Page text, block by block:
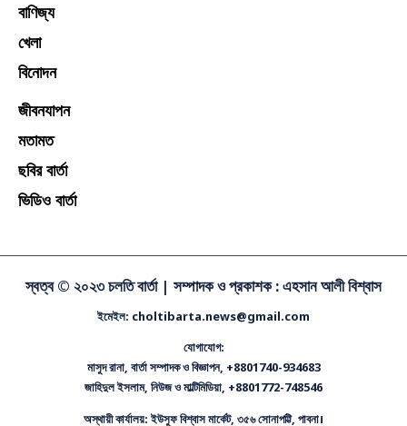
বাণিজ্য
খেলা
বিনোদন
জীবনযাপন
মতামত
ছবির বার্তা
ভিডিও বার্তা
স্বত্ব © ২০২৩ চলতি বার্তা | সম্পাদক ও প্রকাশক : এহসান আলী বিশ্বাস
ইমেইল: choltibarta.news@gmail.com
যোগাযোগ:
মাসুদ রানা, বার্তা সম্পাদক ও বিজ্ঞাপন, +8801740-934683
জাহিদুল ইসলাম, নিউজ ও মাল্টিমিডিয়া, +8801772-748546
অস্থায়ী কার্যালয়: ইউসুফ বিশ্বাস মার্কেট, ৩৫৬ সোনাপট্টি, পাবনা।